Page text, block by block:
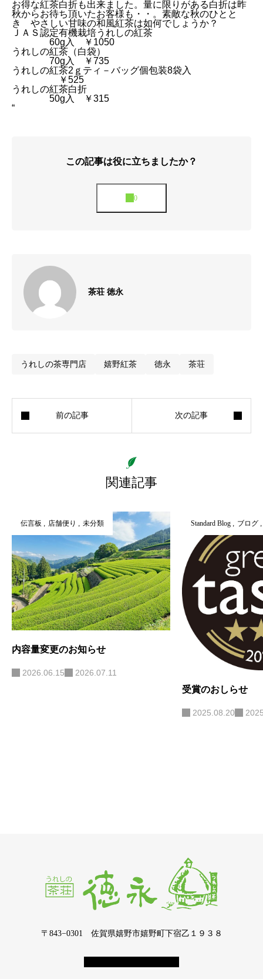
お得な紅茶白折も出来ました。量に限りがある白折は昨
秋からお待ち頂いたお客様も・・。素敵な秋のひとと
き やさしい甘味の和風紅茶は如何でしょうか？
ＪＡＳ認定有機栽培うれしの紅茶
60g入 ￥1050
うれしの紅茶（白袋）
70g入 ￥735
うれしの紅茶2ｇティ－バッグ個包装8袋入
￥525
うれしの紅茶白折
50g入 ￥315
“
この記事は役に立ちましたか？
茶荘 徳永
うれしの茶専門店 嬉野紅茶 徳永 茶荘
関連記事
伝言板 店舗便り 未分類
内容量変更のお知らせ
2026.06.15 2026.07.11
Standard Blog ブログ
受賞のおしらせ
2025.08.20
〒843−0301 佐賀県嬉野市嬉野町下宿乙１９３８